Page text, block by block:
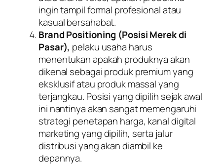
ingin tampil formal profesional atau
kasual bersahabat.
Brand Positioning (Posisi Merek di
Pasar), pelaku usaha harus
menentukan apakah produknya akan
dikenal sebagai produk premium yang
eksklusif atau produk massal yang
terjangkau. Posisi yang dipilih sejak awal
ini nantinya akan sangat memengaruhi
strategi penetapan harga, kanaldigital
marketingyang dipilih, serta jalur
distribusi yang akan diambil ke
depannya.